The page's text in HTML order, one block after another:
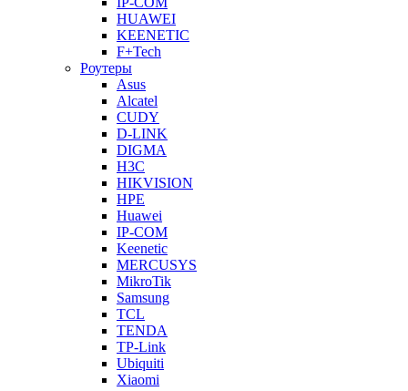
HUAWEI
KEENETIC
F+Tech
Роутеры
Asus
Alcatel
CUDY
D-LINK
DIGMA
H3C
HIKVISION
HPE
Huawei
IP-COM
Keenetic
MERCUSYS
MikroTik
Samsung
TCL
TENDA
TP-Link
Ubiquiti
Xiaomi